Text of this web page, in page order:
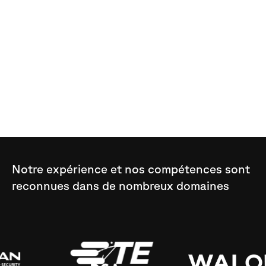
Notre expérience et nos compétences sont
reconnues dans de nombreux domaines